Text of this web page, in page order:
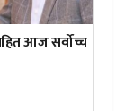
आज सर्वोच्च